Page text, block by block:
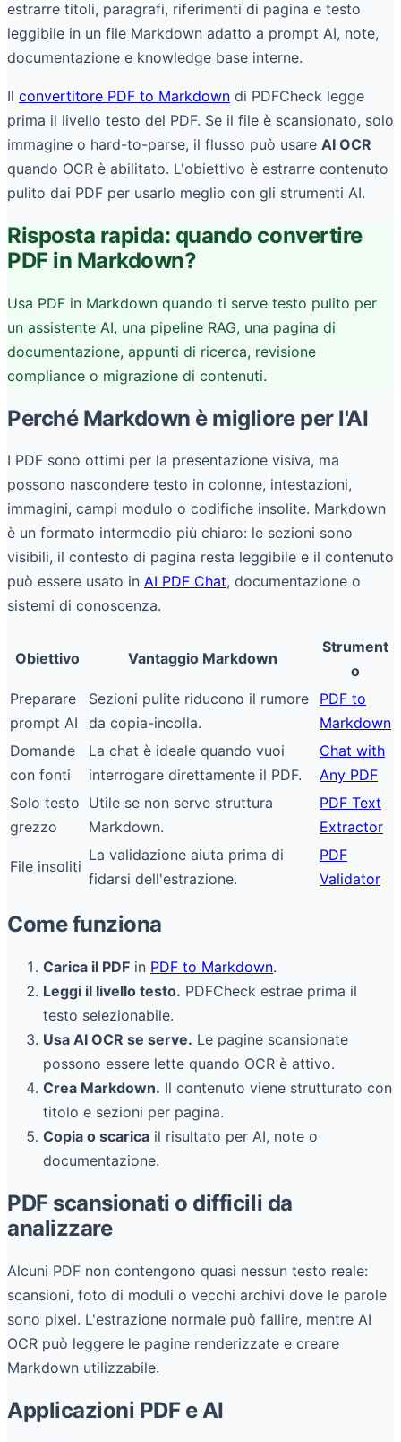
estrarre titoli, paragrafi, riferimenti di pagina e testo
leggibile in un file Markdown adatto a prompt AI, note,
documentazione e knowledge base interne.
Il convertitore PDF to Markdown di PDFCheck legge
prima il livello testo del PDF. Se il file è scansionato, solo
immagine o hard-to-parse, il flusso può usare AI OCR
quando OCR è abilitato. L'obiettivo è estrarre contenuto
pulito dai PDF per usarlo meglio con gli strumenti AI.
Risposta rapida: quando convertire
PDF in Markdown?
Usa PDF in Markdown quando ti serve testo pulito per
un assistente AI, una pipeline RAG, una pagina di
documentazione, appunti di ricerca, revisione
compliance o migrazione di contenuti.
Perché Markdown è migliore per l'AI
I PDF sono ottimi per la presentazione visiva, ma
possono nascondere testo in colonne, intestazioni,
immagini, campi modulo o codifiche insolite. Markdown
è un formato intermedio più chiaro: le sezioni sono
visibili, il contesto di pagina resta leggibile e il contenuto
può essere usato in AI PDF Chat, documentazione o
sistemi di conoscenza.
Obiettivo Vantaggio Markdown
Strument
o
Preparare
prompt AI
Sezioni pulite riducono il rumore
da copia-incolla.
PDF to
Markdown
Domande
con fonti
La chat è ideale quando vuoi
interrogare direttamente il PDF.
Chat with
Any PDF
Solo testo
grezzo
Utile se non serve struttura
Markdown.
PDF Text
Extractor
File insoliti
La validazione aiuta prima di
fidarsi dell'estrazione.
PDF
Validator
Come funziona
Carica il PDF in PDF to Markdown.
Leggi il livello testo. PDFCheck estrae prima il
testo selezionabile.
Usa AI OCR se serve. Le pagine scansionate
possono essere lette quando OCR è attivo.
Crea Markdown. Il contenuto viene strutturato con
titolo e sezioni per pagina.
Copia o scarica il risultato per AI, note o
documentazione.
PDF scansionati o difficili da
analizzare
Alcuni PDF non contengono quasi nessun testo reale:
scansioni, foto di moduli o vecchi archivi dove le parole
sono pixel. L'estrazione normale può fallire, mentre AI
OCR può leggere le pagine renderizzate e creare
Markdown utilizzabile.
Applicazioni PDF e AI